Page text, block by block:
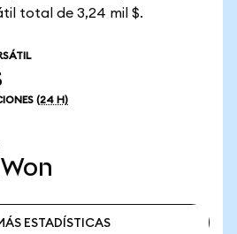
total de 3,24 mil $.
(24 H)
ESTADÍSTICAS